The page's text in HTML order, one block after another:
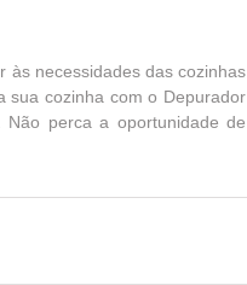
às necessidades das cozinhas
sua cozinha com o Depurador
perca a oportunidade de